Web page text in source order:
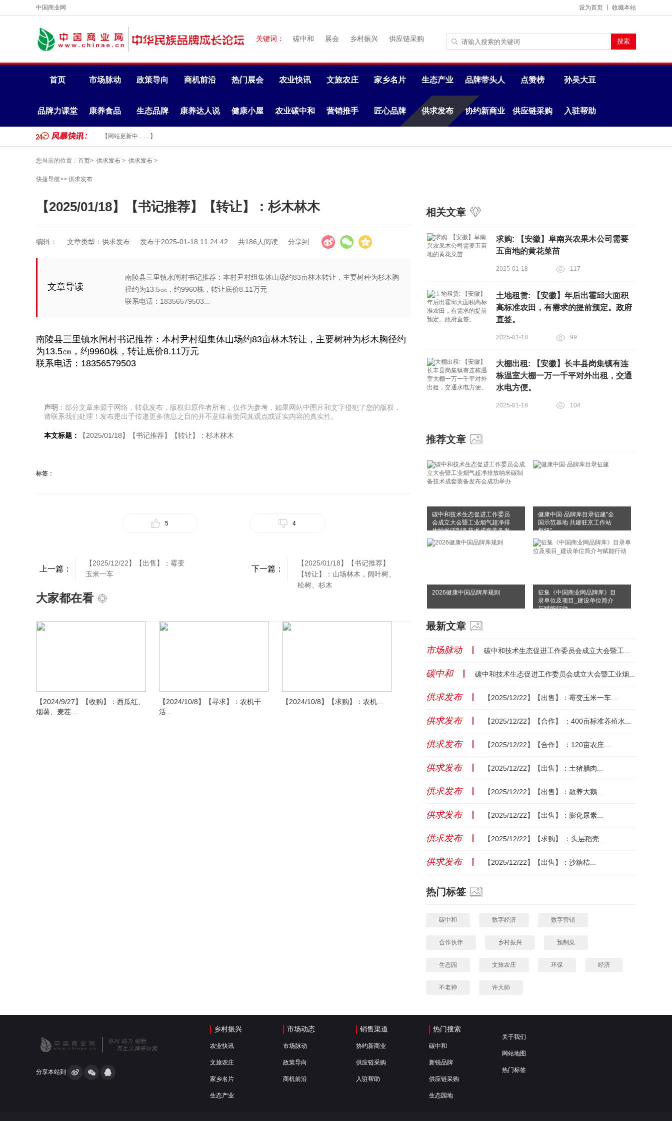
中国商业网 设为首页 收藏本站
关键词： 碳中和 展会 乡村振兴 供应链采购
首页 市场脉动 政策导向 商机前沿 热门展会 农业快讯 文旅农庄 家乡名片 生态产业 品牌带头人 点赞榜 孙吴大豆
品牌力课堂 康养食品 生态品牌 康养达人说 健康小屋 农业碳中和 营销推手 匠心品牌 供求发布 协约新商业 供应链采购 入驻帮助
【网站更新中……】
您当前的位置： 首页> 供求发布 > 供求发布 >
快捷导航>> 供求发布
【2025/01/18】【书记推荐】【转让】：杉木林木
编辑： 文章类型：供求发布 发布于2025-01-18 11:24:42 共186人阅读 分享到
文章导读
南陵县三里镇水闸村书记推荐：本村尹村组集体山场约83亩林木转让，主要树种为杉木胸
径约为13.5㎝，约9960株，转让底价8.11万元
联系电话：18356579503...
南陵县三里镇水闸村书记推荐：本村尹村组集体山场约83亩林木转让，主要树种为杉木胸径约
为13.5㎝，约9960株，转让底价8.11万元
联系电话：18356579503
声明 ：部分文章来源于网络，转载发布，版权归原作者所有，仅作为参考，如果网站中图片和文字侵犯了您的版权，
请联系我们处理！发布是出于传递更多信息之目的并不意味着赞同其观点或证实内容的真实性。
本文标题： 【2025/01/18】【书记推荐】【转让】：杉木林木
标签：
5 4
上一篇：
【2025/12/22】【出售】：霉变
玉米一车
下一篇：
【2025/01/18】【书记推荐】
【转让】：山场林木，阔叶树、
松树、杉木
大家都在看
【2024/9/27】【收购】：西瓜红、
烟薯、麦茬...
【2024/10/8】【寻求】：农机干
活...
【2024/10/8】【求购】：农机...
相关文章
求购: 【安徽】阜南兴农果木公司需要
五亩地的黄花菜苗
2025-01-18 117
土地租赁: 【安徽】年后出霍邱大面积
高标准农田，有需求的提前预定。政府
直签。
2025-01-18 99
大棚出租: 【安徽】长丰县岗集镇有连
栋温室大棚一万一千平对外出租，交通
水电方便。
2025-01-18 104
推荐文章
碳中和技术生态促进工作委员
会成立大会暨工业烟气超净排
放纳米碳制备技术成套装备发
布会成功举办
健康中国·品牌库目录征建"全
国示范基地 共建驻京工作站
枢纽"
2026健康中国品牌库规则
征集《中国商业网品牌库》目
录单位及项目_建设单位简介
与赋能行动
最新文章
市场脉动 碳中和技术生态促进工作委员会成立大会暨工业烟气超净排放纳米碳制备技术成套装备发布会成功举办...
碳中和 碳中和技术生态促进工作委员会成立大会暨工业烟气超净排放纳米碳制备技术成套装备发布会成功举办...
供求发布 【2025/12/22】【出售】：霉变玉米一车...
供求发布 【2025/12/22】【合作】 ：400亩标准养殖水面...
供求发布 【2025/12/22】【合作】 ：120亩农庄...
供求发布 【2025/12/22】【出售】：土猪腊肉...
供求发布 【2025/12/22】【出售】：散养大鹅...
供求发布 【2025/12/22】【出售】：膨化尿素...
供求发布 【2025/12/22】【求购】 ：头层稻壳...
供求发布 【2025/12/22】【出售】：沙糖桔...
热门标签
碳中和 数字经济 数字营销
合作伙伴 乡村振兴 预制菜
生态园 文旅农庄 环保 经济
不老神 许大师
分享本站到
乡村振兴
农业快讯
文旅农庄
家乡名片
生态产业
市场动态
市场脉动
政策导向
商机前沿
销售渠道
协约新商业
供应链采购
入驻帮助
热门搜索
碳中和
新锐品牌
供应链采购
生态园地
关于我们
网站地图
热门标签